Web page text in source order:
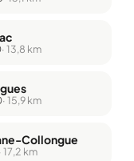
· 13,8 km
· 15,9 km
Collongue
17,2 km